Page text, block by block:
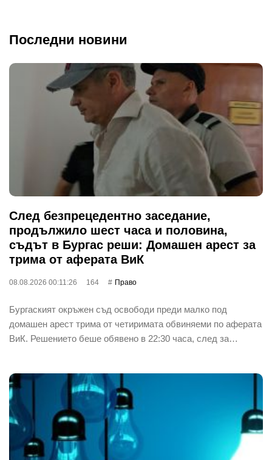
Последни новини
След безпрецедентно заседание,
продължило шест часа и половина,
съдът в Бургас реши: Домашен арест за
трима от аферата ВиК
08.08.2026 00:11:26 164 Право
Бургаският окръжен съд освободи преди малко под
домашен арест трима от четиримата обвиняеми по аферата
ВиК. Решението беше обявено в 22:30 часа, след за…